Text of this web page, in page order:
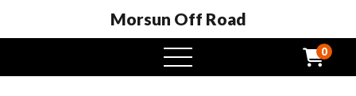
Morsun Off Road
Åpen
meny
0